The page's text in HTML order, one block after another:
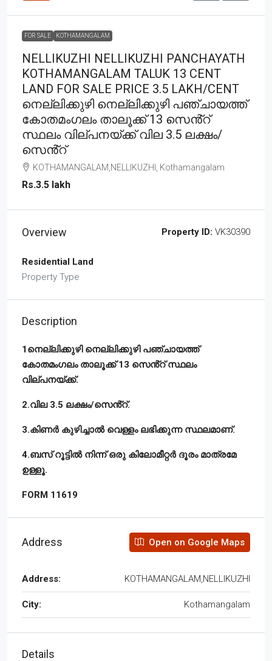
FOR SALE KOTHAMANGALAM
NELLIKUZHI NELLIKUZHI PANCHAYATH
KOTHAMANGALAM TALUK 13 CENT
LAND FOR SALE PRICE 3.5 LAKH/CENT
നെല്ലിക്കുഴി നെല്ലിക്കുഴി പഞ്ചായത്ത്
കോതമംഗലം താലൂക്ക് 13 സെൻ്റ്
സ്ഥലം വില്പനയ്ക്ക് വില 3.5 ലക്ഷം/
സെൻ്റ്
KOTHAMANGALAM,NELLIKUZHI, Kothamangalam
Rs.3.5 lakh
Overview Property ID: VK30390
Residential Land
Property Type
Description
1നെല്ലിക്കുഴി നെല്ലിക്കുഴി പഞ്ചായത്ത്
കോതമംഗലം താലൂക്ക് 13 സെൻ്റ് സ്ഥലം
വില്പനയ്ക്ക്.
2.വില 3.5 ലക്ഷം/സെൻ്റ്.
3.കിണർ കുഴിച്ചാൽ വെള്ളം ലഭിക്കുന്ന സ്ഥലമാണ്.
4.ബസ് റൂട്ടിൽ നിന്ന് ഒരു കിലോമീറ്റർ ദൂരം മാത്രമേ
ഉള്ളൂ.
FORM 11619
Address Open on Google Maps
Address: KOTHAMANGALAM,NELLIKUZHI
City: Kothamangalam
Details